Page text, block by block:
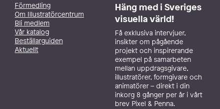
Förmedling
Om Illustratörcentrum
Bli medlem
Vår katalog
Beställarguiden
Aktuellt
Häng med i Sveriges
visuella värld!
Få exklusiva intervjuer,
insikter om pågående
projekt och inspirerande
exempel på samarbeten
mellan uppdragsgivare,
illustratörer, formgivare och
animatörer – direkt i din
inkorg 8 gånger per år i vårt
brev Pixel & Penna.